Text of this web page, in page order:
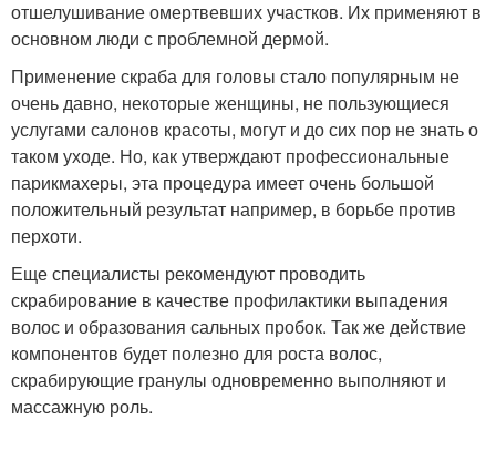
отшелушивание омертвевших участков. Их применяют в
основном люди с проблемной дермой.
Применение скраба для головы стало популярным не
очень давно, некоторые женщины, не пользующиеся
услугами салонов красоты, могут и до сих пор не знать о
таком уходе. Но, как утверждают профессиональные
парикмахеры, эта процедура имеет очень большой
положительный результат например, в борьбе против
перхоти.
Еще специалисты рекомендуют проводить
скрабирование в качестве профилактики выпадения
волос и образования сальных пробок. Так же действие
компонентов будет полезно для роста волос,
скрабирующие гранулы одновременно выполняют и
массажную роль.